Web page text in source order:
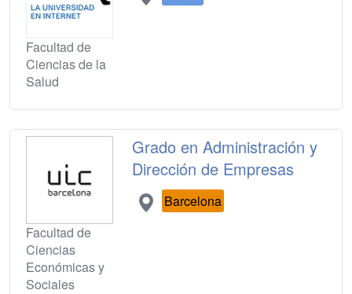
Facultad de
Ciencias de la
Salud
Facultad de
Ciencias
Económicas y
Sociales
Grado en Administración y
Dirección de Empresas
Barcelona